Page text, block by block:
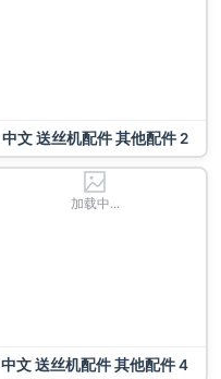
中文 送丝机配件 其他配件 2
加载中...
中文 送丝机配件 其他配件 4